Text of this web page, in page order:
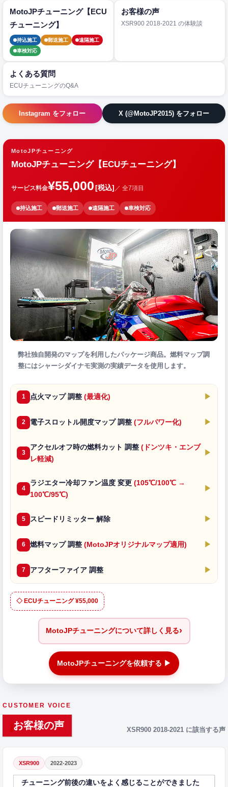
MotoJPチューニング【ECU
チューニング】
持込施工 郵送施工
遠隔施工
車検対応
お客様の声
XSR900 2018-2021 の体験談
よくある質問
ECUチューニングのQ&A
Instagram をフォロー X (@MotoJP2015) をフォロー
MotoJPチューニング
MotoJPチューニング【ECUチューニング】
サービス料金¥55,000[税込] ／ 全7項目
持込施工 郵送施工 遠隔施工 車検対応
弊社独自開発のマップを利用したパッケージ商品。燃料マップ調
整にはシャーシダイナモ実測の実績データを使用します。
1 点火マップ 調整 (最適化) ▶
2 電子スロットル開度マップ 調整 (フルパワー化) ▶
3
アクセルオフ時の燃料カット 調整 (ドンツキ・エンブ
レ軽減)
▶
4
ラジエター冷却ファン温度 変更 (105℃/100℃ →
100℃/95℃)
▶
5 スピードリミッター 解除 ▶
6 燃料マップ 調整 (MotoJPオリジナルマップ適用) ▶
7 アフターファイア 調整 ▶
◇ ECUチューニング ¥55,000
MotoJPチューニングについて詳しく見る›
MotoJPチューニングを依頼する ▶
CUSTOMER VOICE
お客様の声 XSR900 2018-2021 に該当する声
XSR900 2022-2023
チューニング前後の違いをよく感じることができました